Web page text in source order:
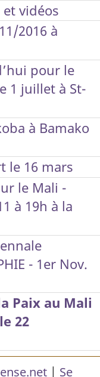
vidéos
2016 à
pour le
1 juillet à St-
à Bamako
le 16 mars
le Mali -
à 19h à la
- 1er Nov.
Paix au Mali
22
| Se